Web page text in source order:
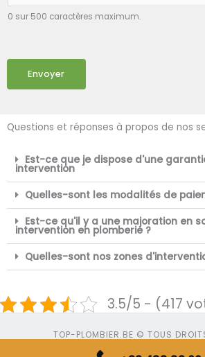
0 sur 500 caractères maximum.
Envoyer
Questions et réponses à propos de nos
Est-ce que je dispose d'une
intervention
Quelles-sont les modalités de
Est-ce qu'il y a une majoration en
intervention en plomberie ?
Quelles-sont nos zones
3.5/5 - (417
TOP-PLOMBIER.BE © TOUS